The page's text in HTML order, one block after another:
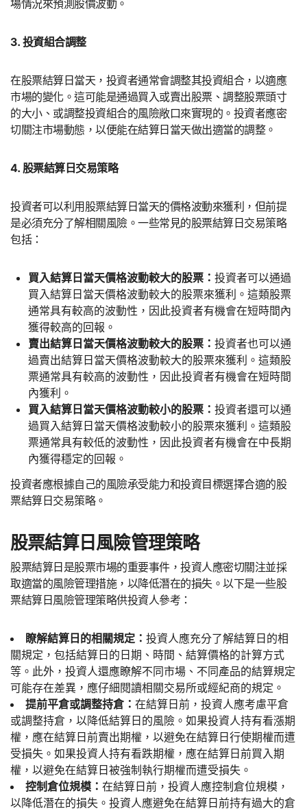
場情況來預測股價波動。
3. 投資組合調整
在股票結算日當天，投資者通常會調整其投資組合，以適應
市場的變化。這可能是通過買入或賣出股票、調整股票頭寸
的大小、或調整投資組合的風險敞口來實現的。投資者應密
切關注市場動態，以便能在結算日當天做出適當的調整。
4. 股票結算日交易策略
投資者可以利用股票結算日當天的價格波動來獲利，但前提
是必須充分了解相關風險。一些常見的股票結算日交易策略
包括：
買入結算日當天價格波動較大的股票： 投資者可以通過
買入結算日當天價格波動較大的股票來獲利。這類股票
通常具有較高的波動性，因此投資者有機會在短時間內
獲得較高的回報。
賣出結算日當天價格波動較大的股票： 投資者也可以通
過賣出結算日當天價格波動較大的股票來獲利。這類股
票通常具有較高的波動性，因此投資者有機會在短時間
內獲利。
買入結算日當天價格波動較小的股票： 投資者還可以通
過買入結算日當天價格波動較小的股票來獲利。這類股
票通常具有較低的波動性，因此投資者有機會在中長期
內獲得穩定的回報。
投資者應根據自己的風險承受能力和投資目標選擇合適的股
票結算日交易策略。
股票結算日風險管理策略
股票結算日是股票市場的重要事件，投資人應密切關注並採
取適當的風險管理措施，以降低潛在的損失。以下是一些股
票結算日風險管理策略供投資人參考：
瞭解結算日的相關規定： 投資人應充分了解結算日的相
關規定，包括結算日的日期、時間、結算價格的計算方式
等。此外，投資人還應瞭解不同市場、不同產品的結算規定
可能存在差異，應仔細閱讀相關交易所或經紀商的規定。
提前平倉或調整持倉： 在結算日前，投資人應考慮平倉
或調整持倉，以降低結算日的風險。如果投資人持有看漲期
權，應在結算日前賣出期權，以避免在結算日行使期權而遭
受損失。如果投資人持有看跌期權，應在結算日前買入期
權，以避免在結算日被強制執行期權而遭受損失。
控制倉位規模： 在結算日前，投資人應控制倉位規模，
以降低潛在的損失。投資人應避免在結算日前持有過大的倉